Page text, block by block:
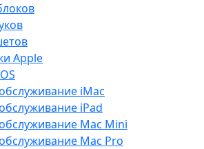
Apple
iMac
iPad
Mac Mini
Mac Pro